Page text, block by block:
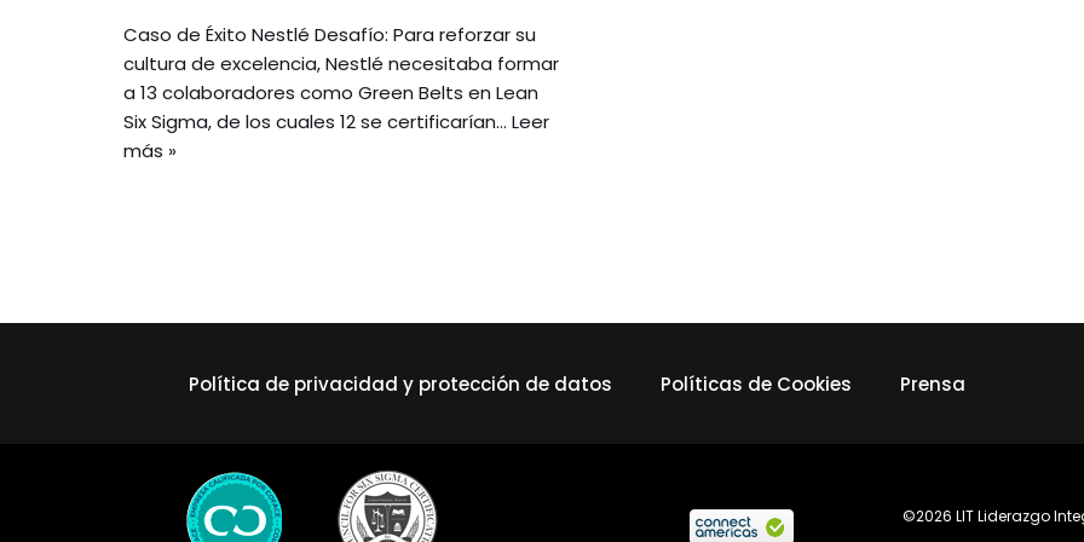
Caso de Éxito Nestlé Desafío: Para reforzar su
cultura de excelencia, Nestlé necesitaba formar
a 13 colaboradores como Green Belts en Lean
Six Sigma, de los cuales 12 se certificarían… Leer
más »
Política de privacidad y protección de datos Políticas de Cookies Prensa
©2026 LIT Liderazgo